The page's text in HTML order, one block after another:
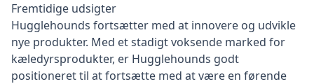
Fremtidige udsigter
Hugglehounds fortsætter med at innovere og udvikle
nye produkter. Med et stadigt voksende marked for
kæledyrsprodukter, er Hugglehounds godt
positioneret til at fortsætte med at være en førende